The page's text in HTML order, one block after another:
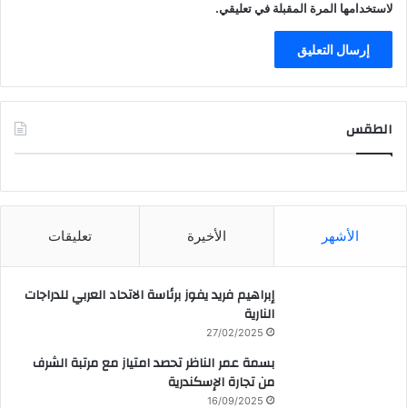
لاستخدامها المرة المقبلة في تعليقي.
الطقس
الأشهر الأخيرة تعليقات
إبراهيم فريد يفوز برئاسة الاتحاد العربي للدراجات
النارية
27/02/2025
بسمة عمر الناظر تحصد امتياز مع مرتبة الشرف
من تجارة الإسكندرية
16/09/2025